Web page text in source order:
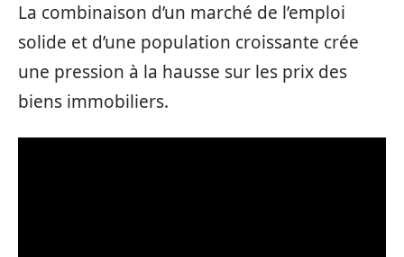
La combinaison d’un marché de l’emploi
solide et d’une population croissante crée
une pression à la hausse sur les prix des
biens immobiliers.